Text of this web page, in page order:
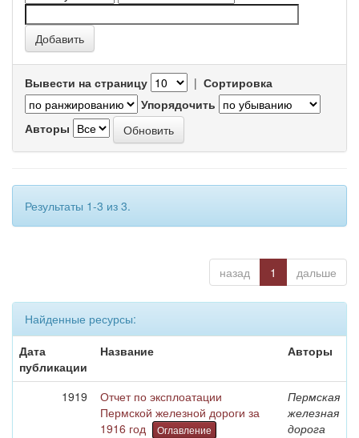
Вывести на страницу | Сортировка
Упорядочить
Авторы
Результаты 1-3 из 3.
назад 1 дальше
Найденные ресурсы:
Дата
публикации
Название Авторы
1919
Отчет по эксплоатации
Пермской железной дороги за
1916 год
Оглавление
Пермская
железная
дорога